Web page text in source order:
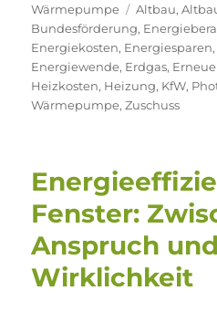
Wärmepumpe
Schlagwörter
Altbau,
Bundesförderung,
Energiekosten, Energiesparen,
Energiewende, Erdgas,
Heizkosten, Heizung, KfW,
Wärmepumpe,Zuschuss
Fenster:
Anspruch und
Wirklichkeit